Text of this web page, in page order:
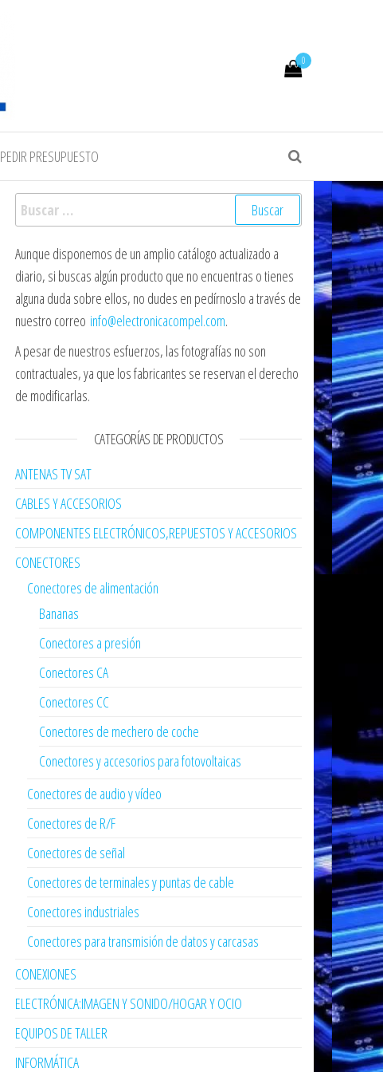
0
PEDIR PRESUPUESTO
Buscar:
Aunque disponemos de un amplio catálogo actualizado a
diario, si buscas algún producto que no encuentras o tienes
alguna duda sobre ellos, no dudes en pedírnoslo a través de
nuestro correo info@electronicacompel.com.
A pesar de nuestros esfuerzos, las fotografías no son
contractuales, ya que los fabricantes se reservan el derecho
de modificarlas.
CATEGORÍAS DE PRODUCTOS
ANTENAS TV SAT
CABLES Y ACCESORIOS
COMPONENTES ELECTRÓNICOS,REPUESTOS Y ACCESORIOS
CONECTORES
Conectores de alimentación
Bananas
Conectores a presión
Conectores CA
Conectores CC
Conectores de mechero de coche
Conectores y accesorios para fotovoltaicas
Conectores de audio y vídeo
Conectores de R/F
Conectores de señal
Conectores de terminales y puntas de cable
Conectores industriales
Conectores para transmisión de datos y carcasas
CONEXIONES
ELECTRÓNICA:IMAGEN Y SONIDO/HOGAR Y OCIO
EQUIPOS DE TALLER
INFORMÁTICA